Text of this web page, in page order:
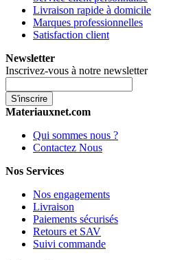
Livraison rapide à domicile
Marques professionnelles
Satisfaction client
Newsletter
Inscrivez-vous à notre newsletter
S'inscrire
Materiauxnet.com
Qui sommes nous ?
Contactez Nous
Nos Services
Nos engagements
Livraison
Paiements sécurisés
Retours et SAV
Suivi commande